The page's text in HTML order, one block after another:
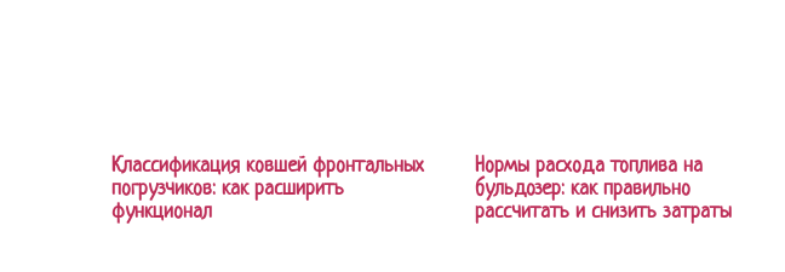
Классификация ковшей фронтальных
погрузчиков: как расширить
функционал
Нормы расхода топлива на
бульдозер: как правильно
рассчитать и снизить затраты